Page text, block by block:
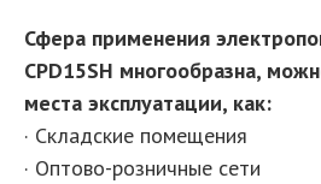
Сфера применения
CPD15SH многообразна,
места эксплуатации, как:
· Складские помещения
· Оптово-розничные сети